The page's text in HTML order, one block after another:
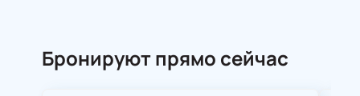
Бронируют прямо сейчас